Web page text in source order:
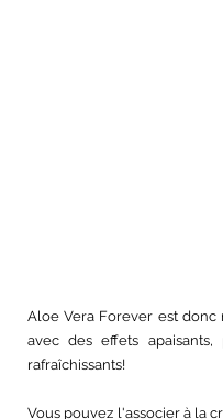
Aloe Vera Forever est donc
avec des effets apaisants,
rafraîchissants!
Vous pouvez l'associer à la